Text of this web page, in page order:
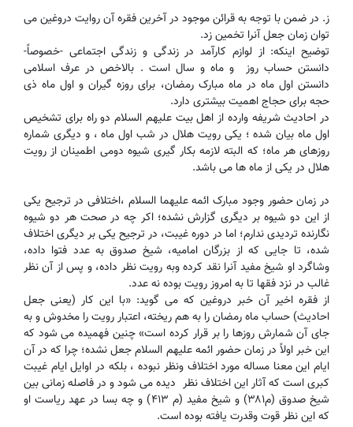
ز. در ضمن با توجه به قرائن موجود در آخرین فقره آن روایت دروغین می
توان زمان جعل آنرا تخمین زد.
توضیح اینکه: از لوازم کارآمد در زندگی و زندگی اجتماعی -خصوصاً-
دانستن حساب روز و ماه و سال است . بالاخص در عرف اسلامی
دانستن اول ماه در ماه مبارک رمضان، برای روزه گیران و اول ماه ذی
حجه برای حجاج اهمیت بیشتری دارد.
در احادیث شریفه ‌وارده از اهل بیت علیهم السلام دو راه برای تشخیص
اول ماه بیان شده ؛ یکی رویت هلال در شب اول ماه ، و دیگری شماره
روزهای هر ماه؛ که البته لازمه بکار گیری شیوه دومی اطمینان از رویت
هلال در یکی از ماه ها می باشد.
در زمان حضور وجود مبارک ائمه علیهما السلام ،اختلافی در ترجیح یکی
از این دو شیوه بر دیگری گزارش نشده؛ اکر چه در صحت هر دو شیوه
نگارنده تردیدی ندارم؛ اما در دوره غیبت، در ترجیح یکی بر دیگری اختلاف
شده، تا جایی که از بزرگان امامیه، شیخ صدوق به عدد فتوا داده،
وشاگرد او شیخ مفید آنرا نقد کرده وبه رویت نظر داده، و پس از آن نظر
غالب در نزد فقها تا به امروز رویت بوده نه عدد.
از فقره اخیر آن خبر دروغین که می گوید: «با این کار (یعنی جعل
احادیث) حساب ماه رمضان را به هم ریخته، اعتبار رویت را مخدوش و به
جای آن شمارش روزها را بر قرار کرده است» چنین فهمیده می شود که
این خبر اولاً در زمان حضور ائمه علیهم السلام جعل نشده؛ چرا که در آن
ایام این معنا مساله مورد اختلاف ونظر نبوده ، بلکه در ا‌وایل ایام غیبت
کبری است که آثار این اختلاف نظر دیده می شود و در فاصله زمانی بین
شیخ صدوق (م۳۸۱) و شیخ مفید (م ۴۱۳) و چه بسا در عهد ریاست او
که این نظر قوت وقدرت یافته بوده است.